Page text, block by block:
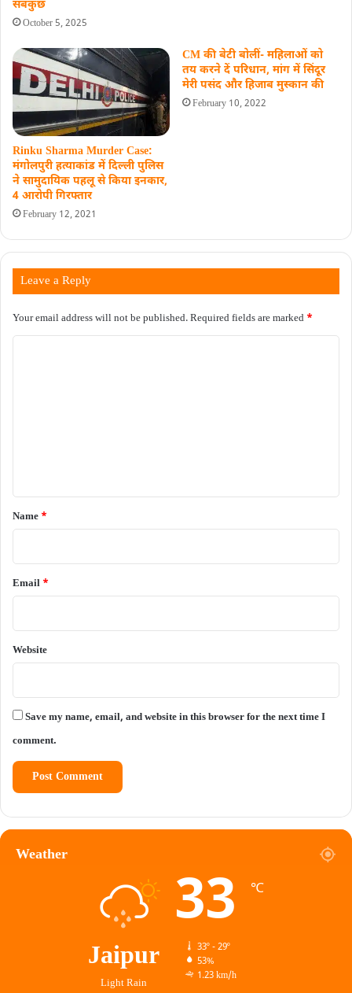
सबकुछ
October 5, 2025
Rinku Sharma Murder Case:
मंगोलपुरी हत्याकांड में दिल्ली पुलिस
ने सामुदायिक पहलू से किया इनकार,
4 आरोपी गिरफ्तार
February 12, 2021
CM की बेटी बोलीं- महिलाओं को
तय करने दें परिधान, मांग में सिंदूर
मेरी पसंद और हिजाब मुस्कान की
February 10, 2022
Leave a Reply
Your email address will not be published.Required fields are marked *
*
Name *
Email *
Website
Save my name, email, and website in this browser for the next time I
comment.
Weather
Jaipur
Light Rain
33 ℃
33º - 29º
53%
1.23 km/h